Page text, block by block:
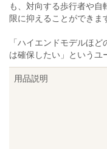
も、対向する歩行者や
限に抑えることができま
「ハイエンドモデルほ
は確保したい」というユ
用品説明